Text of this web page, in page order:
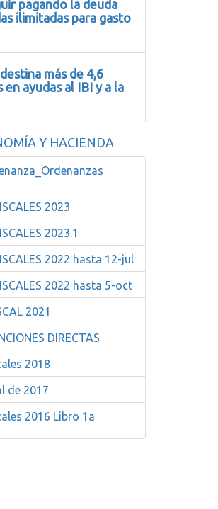
pagando la deuda
ilimitadas para gasto
más de 4,6
ayudas al IBI y a la
Y HACIENDA
2023
2023.1
2022 hasta 12-jul
2022 hasta 5-oct
2021
DIRECTAS
2018
de 2017
2016 Libro 1a